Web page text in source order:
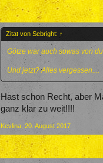
Zitat von Sebright: ↑
Götze war auch sowas von
Und jetzt? Alles vergessen....
Hast schon Recht, aber
ganz klar zu weit!!!!
Kevlina 20. August 2017